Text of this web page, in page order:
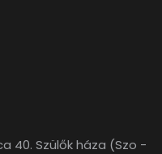
40. Szülők háza (Szo -